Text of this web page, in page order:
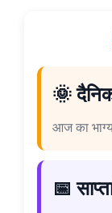
🌞
आज का
📅